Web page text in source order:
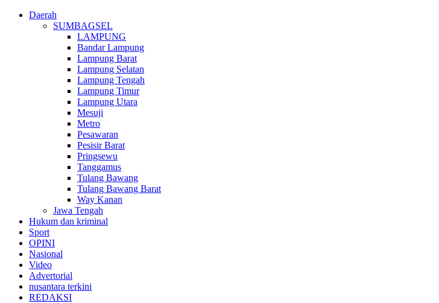
Daerah
SUMBAGSEL
LAMPUNG
Bandar Lampung
Lampung Barat
Lampung Selatan
Lampung Tengah
Lampung Timur
Lampung Utara
Mesuji
Metro
Pesawaran
Pesisir Barat
Pringsewu
Tanggamus
Tulang Bawang
Tulang Bawang Barat
Way Kanan
Jawa Tengah
Hukum dan kriminal
Sport
OPINI
Nasional
Video
Advertorial
nusantara terkini
REDAKSI